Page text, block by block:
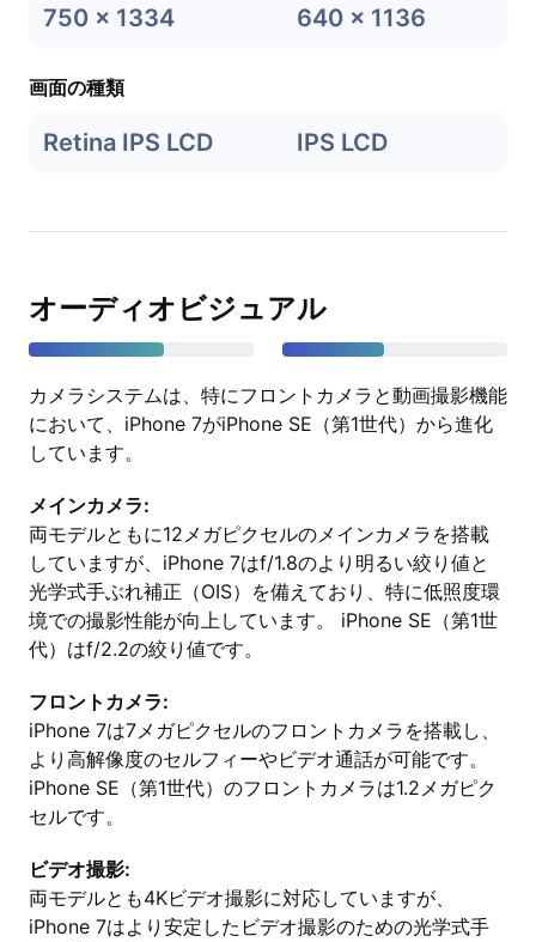
750 x 1334 640 x 1136
画面の種類
Retina IPS LCD IPS LCD
オーディオビジュアル
カメラシステムは、特にフロントカメラと動画撮影機能
において、iPhone 7がiPhone SE（第1世代）から進化
しています。
メインカメラ:
両モデルともに12メガピクセルのメインカメラを搭載
していますが、iPhone 7はf/1.8のより明るい絞り値と
光学式手ぶれ補正（OIS）を備えており、特に低照度環
境での撮影性能が向上しています。 iPhone SE（第1世
代）はf/2.2の絞り値です。
フロントカメラ:
iPhone 7は7メガピクセルのフロントカメラを搭載し、
より高解像度のセルフィーやビデオ通話が可能です。
iPhone SE（第1世代）のフロントカメラは1.2メガピク
セルです。
ビデオ撮影:
両モデルとも4Kビデオ撮影に対応していますが、
iPhone 7はより安定したビデオ撮影のための光学式手